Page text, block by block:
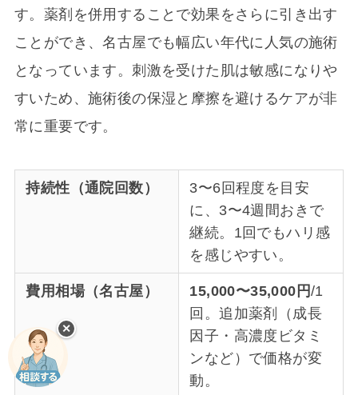
す。薬剤を併用することで効果をさらに引き出す
ことができ、名古屋でも幅広い年代に人気の施術
となっています。刺激を受けた肌は敏感になりや
すいため、施術後の保湿と摩擦を避けるケアが非
常に重要です。
持続性（通院回数）
3〜6回程度を目安
に、3〜4週間おきで
継続。1回でもハリ感
を感じやすい。
費用相場（名古屋） 15,000〜35,000円/1
回。追加薬剤（成長
因子・高濃度ビタミ
ンなど）で価格が変
動。
✕